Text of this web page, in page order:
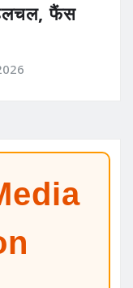
फैंस